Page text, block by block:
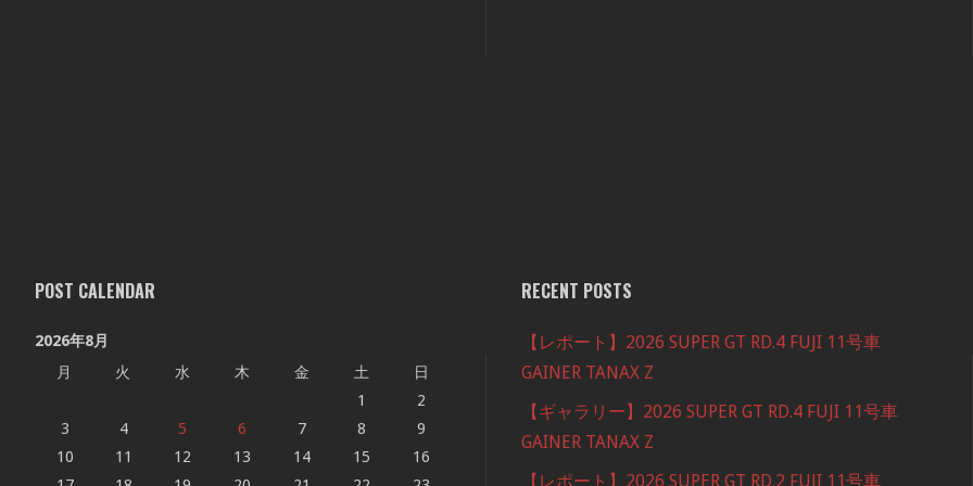
POST CALENDAR
2026年8月
月
火 水 木 金 土
日
1
2
3
4 5 6 7 8
9
10
11 12 13 14 15
16
RECENT POSTS
【レポート】2026 SUPER GT RD.4 FUJI 11号車
GAINER TANAX Z
【ギャラリー】2026 SUPER GT RD.4 FUJI 11号車
GAINER TANAX Z
【レポート】2026 SUPER GT RD.2 FUJI 11号車